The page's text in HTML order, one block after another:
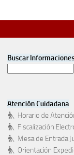
Buscar
Atención Cuidadana
Horario de
Fiscalización
Mesa de Entrada
Orientación